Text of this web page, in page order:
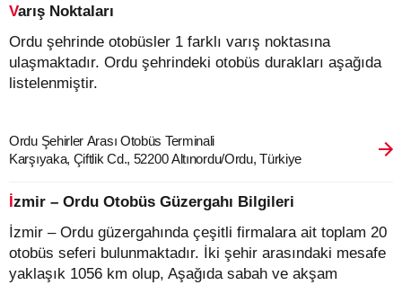
Varış Noktaları
Ordu şehrinde otobüsler 1 farklı varış noktasına
ulaşmaktadır. Ordu şehrindeki otobüs durakları aşağıda
listelenmiştir.
Ordu Şehirler Arası Otobüs Terminali
Karşıyaka, Çiftlik Cd., 52200 Altınordu/Ordu, Türkiye
İzmir – Ordu Otobüs Güzergahı Bilgileri
İzmir – Ordu güzergahında çeşitli firmalara ait toplam 20
otobüs seferi bulunmaktadır. İki şehir arasındaki mesafe
yaklaşık 1056 km olup, Aşağıda sabah ve akşam